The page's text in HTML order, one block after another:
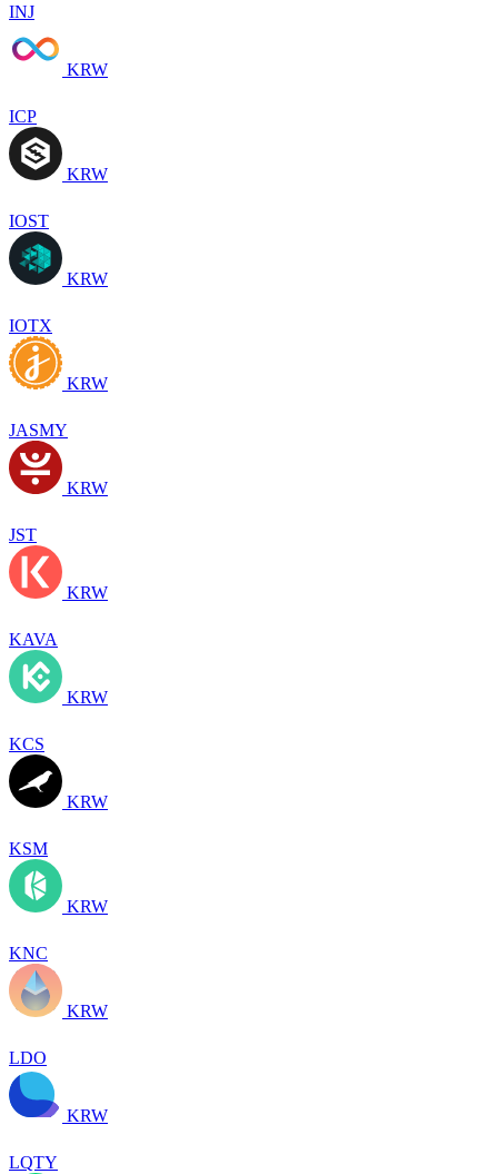
INJ
KRW
ICP
KRW
IOST
KRW
IOTX
KRW
JASMY
KRW
JST
KRW
KAVA
KRW
KCS
KRW
KSM
KRW
KNC
KRW
LDO
KRW
LQTY